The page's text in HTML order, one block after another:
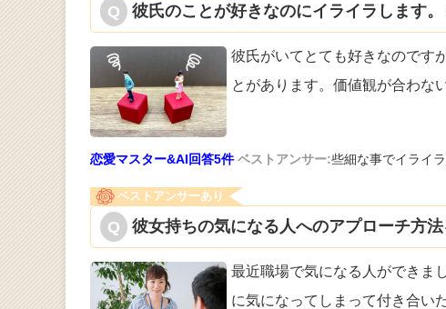
彼氏のことが好きなのにイライラします
彼氏がいてとても好きなのです
とがあります。価値観が合わな
恋愛マスター&AI回答5件 ベストアンサー:些細な事でイライ
ベストアンサーあり
彼女持ちの気になる人へのアプローチ方
最近職場で気になる人ができま
に気になってしまって付き合い